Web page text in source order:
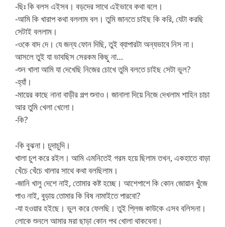
-ছিঃ কি বলস এইসব। বড়দের সাথে এইভাবে কথা বলে।
-আমি কি খারাপ কথা বললাম বল। তুমি জানতে চাইছ কি করি, যেটা করছি
সেটাই বললাম।
-ওকে বাদ দে। যে জন্য ফোন দিছি, তুই ব্যাপারটা অন্যভাবে নিস না।
আসলে তুই যা ভাবছিস সেরকম কিছু না…
-শুন খালা আমি যা দেখেছি নিজের চোখে তুমি বলতে চাইছ সেটা ভুল?
-হ্যাঁ।
-মায়ের কাছে নানা বাড়ীর গল্প শুনাও। জানালা দিয়ে নিজে দেখলাম শাহিন চাচা
আর তুমি খেলা খেলো।
-কি?
-কি বুঝনা। চুদাচুদি।
খালা চুপ করে রইল। আমি এমনিতেই গরম হয়ে ছিলাম তখন, একহাতে বাড়া
খেঁচে খেঁচে খালার সাথে কথা বলছিলাম।
-জানি খালু দেশে নাই, তোমার কষ্ট হচ্ছে। আশেপাশে কি কোন জোয়ান খুঁজে
পাও নাই, বুড়ায় তোমার কি বিষ নামাইতে পারবো?
-যা হওয়ার হইছে। ভুল করে ফেলছি। তুই প্লিজ কাউকে এসব বলিসনা।
লোকে শুনলে আমার মরা ছাড়া কোন পথ খোলা থাকবেনা।